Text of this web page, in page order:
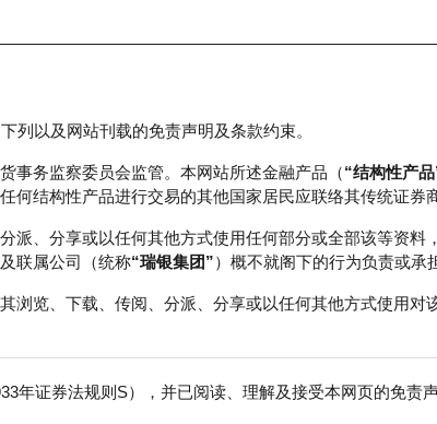
市场统计 瑞银轮证教室
列以及网站刊载的免责声明及条款约束。
事务监察委员会监管。本网站所述金融产品（“结构性产品
何结构性产品进行交易的其他国家居民应联络其传统证券商
派、分享或以任何其他方式使用任何部分或全部该等资料
联属公司（统称“瑞银集团”）概不就阁下的行为负责或承
浏览、下载、传阅、分派、分享或以任何其他方式使用对
年证券法规则S），并已阅读、理解及接受本网页的免责